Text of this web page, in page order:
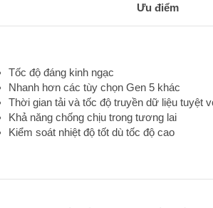
Ưu điểm
Tốc độ đáng kinh ngạc
Nhanh hơn các tùy chọn Gen 5 khác
Thời gian tải và tốc độ truyền dữ liệu tuyệt
Khả năng chống chịu trong tương lai
Kiểm soát nhiệt độ tốt dù tốc độ cao